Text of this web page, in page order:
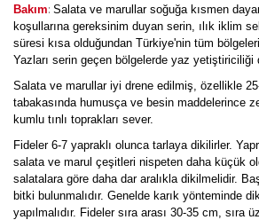
Bakım: Salata ve marullar soğuğa kısmen
koşullarına gereksinim duyan serin, ılık iklim
süresi kısa olduğundan Türkiye'nin tüm
Yazları serin geçen bölgelerde yaz yetiştiriciliği
Salata ve marullar iyi drene edilmiş, özellikle
tabakasında humusça ve besin maddelerince
kumlu tınlı toprakları sever.
Fideler 6-7 yapraklı olunca tarlaya dikilirler.
salata ve marul çeşitleri nispeten daha küçük
salatalara göre daha dar aralıkla dikilmelidir.
bitki bulunmalıdır. Genelde karık yönteminde
yapılmalıdır. Fideler sıra arası 30-35 cm, sıra